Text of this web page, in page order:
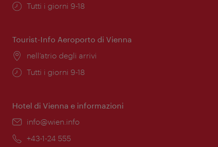
Orari
Tutti i giorni 9-18
Tourist-Info Aeroporto di Vienna
Posizione:
nell’atrio degli arrivi
Orari
Tutti i giorni 9-18
Hotel di Vienna e informazioni
Email:
info@wien.info
Telefono:
+43-1-24 555